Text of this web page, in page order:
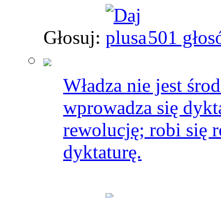
Głosuj: 501
Władza nie jest
wprowadza się
rewolucję; robi się
dyktaturę.